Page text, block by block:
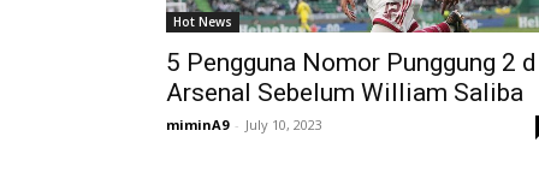
Hot News
5 Pengguna Nomor Punggung 2
Arsenal Sebelum William Saliba
miminA9 - July 10, 2023